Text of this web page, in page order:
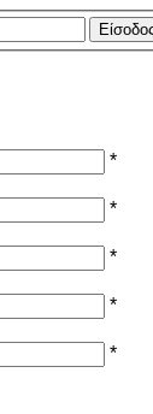
*
*
*
*
*